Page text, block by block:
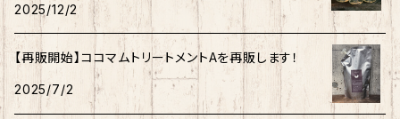
2025/12/2
【再販開始】ココマムトリートメントAを再販します！
2025/7/2